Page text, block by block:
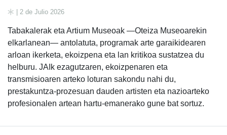
| 2 de Julio 2026
Tabakalerak eta Artium Museoak —Oteiza Museoarekin
elkarlanean— antolatuta, programak arte garaikidearen
arloan ikerketa, ekoizpena eta lan kritikoa sustatzea du
helburu. JAIk ezagutzaren, ekoizpenaren eta
transmisioaren arteko loturan sakondu nahi du,
prestakuntza-prozesuan dauden artisten eta nazioarteko
profesionalen artean hartu-emanerako gune bat sortuz.